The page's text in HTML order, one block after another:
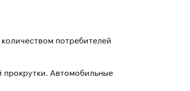
потребителей
прокрутки. Автомобильные